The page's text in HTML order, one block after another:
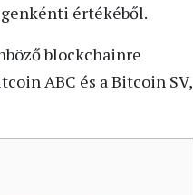
értékéből.
blockchainre
ABC és a Bitcoin SV,